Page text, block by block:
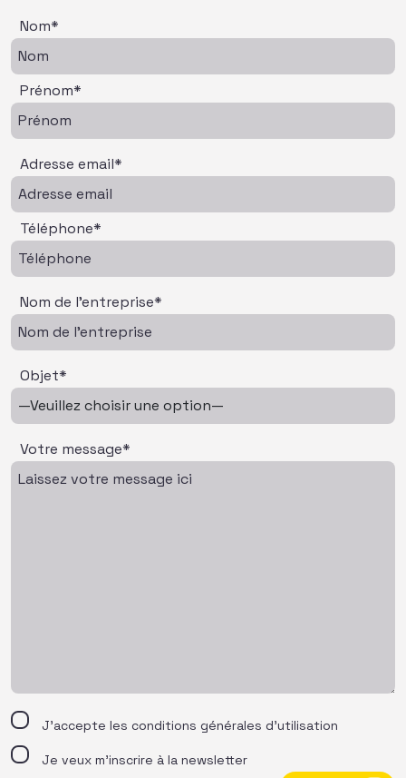
Nom*
Prénom*
Adresse email*
Téléphone*
Nom de l'entreprise*
Objet*
Votre message*
J’accepte les conditions générales d’utilisation
Je veux m'inscrire à la newsletter